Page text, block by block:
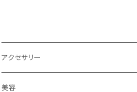
アクセサリー
ピアス
美容